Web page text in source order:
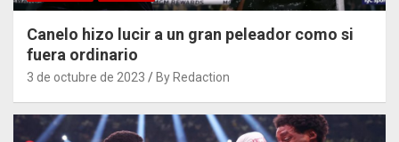
Canelo hizo lucir a un gran peleador como si
fuera ordinario
3 de octubre de 2023 By Redaction